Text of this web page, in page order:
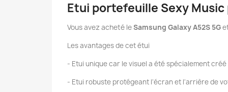
Etui portefeuille Sexy
Vous avez acheté leSamsung Galaxy A52S 5G
Les avantages de cet étui
- Etui unique car le visuel a été spécialement
- Etui robuste protégeant l'écran et l'arrière de